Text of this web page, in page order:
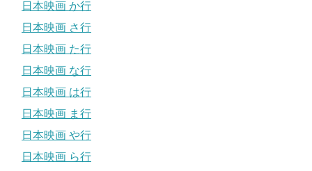
日本映画 か行
日本映画 さ行
日本映画 た行
日本映画 な行
日本映画 は行
日本映画 ま行
日本映画 や行
日本映画 ら行